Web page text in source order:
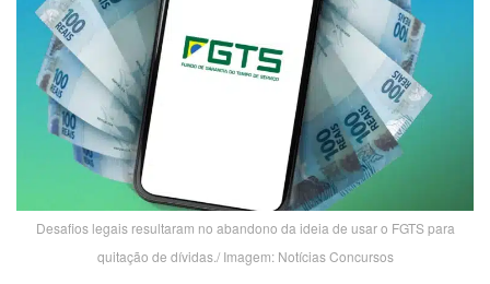
Desafios legais resultaram no abandono da ideia de usar o FGTS para
quitação de dívidas./ Imagem: Notícias Concursos